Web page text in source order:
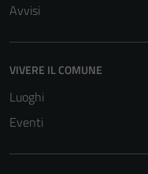
Avvisi
VIVERE IL COMUNE
Luoghi
Eventi